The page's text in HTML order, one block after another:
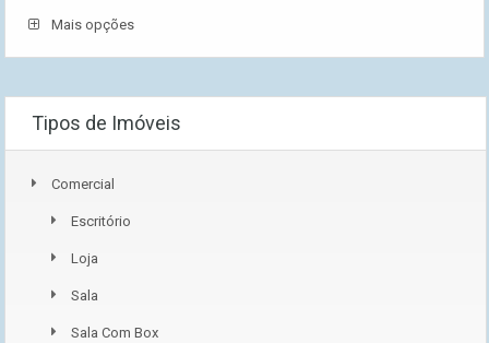
Mais opções
Tipos de Imóveis
Comercial
Escritório
Loja
Sala
Sala Com Box